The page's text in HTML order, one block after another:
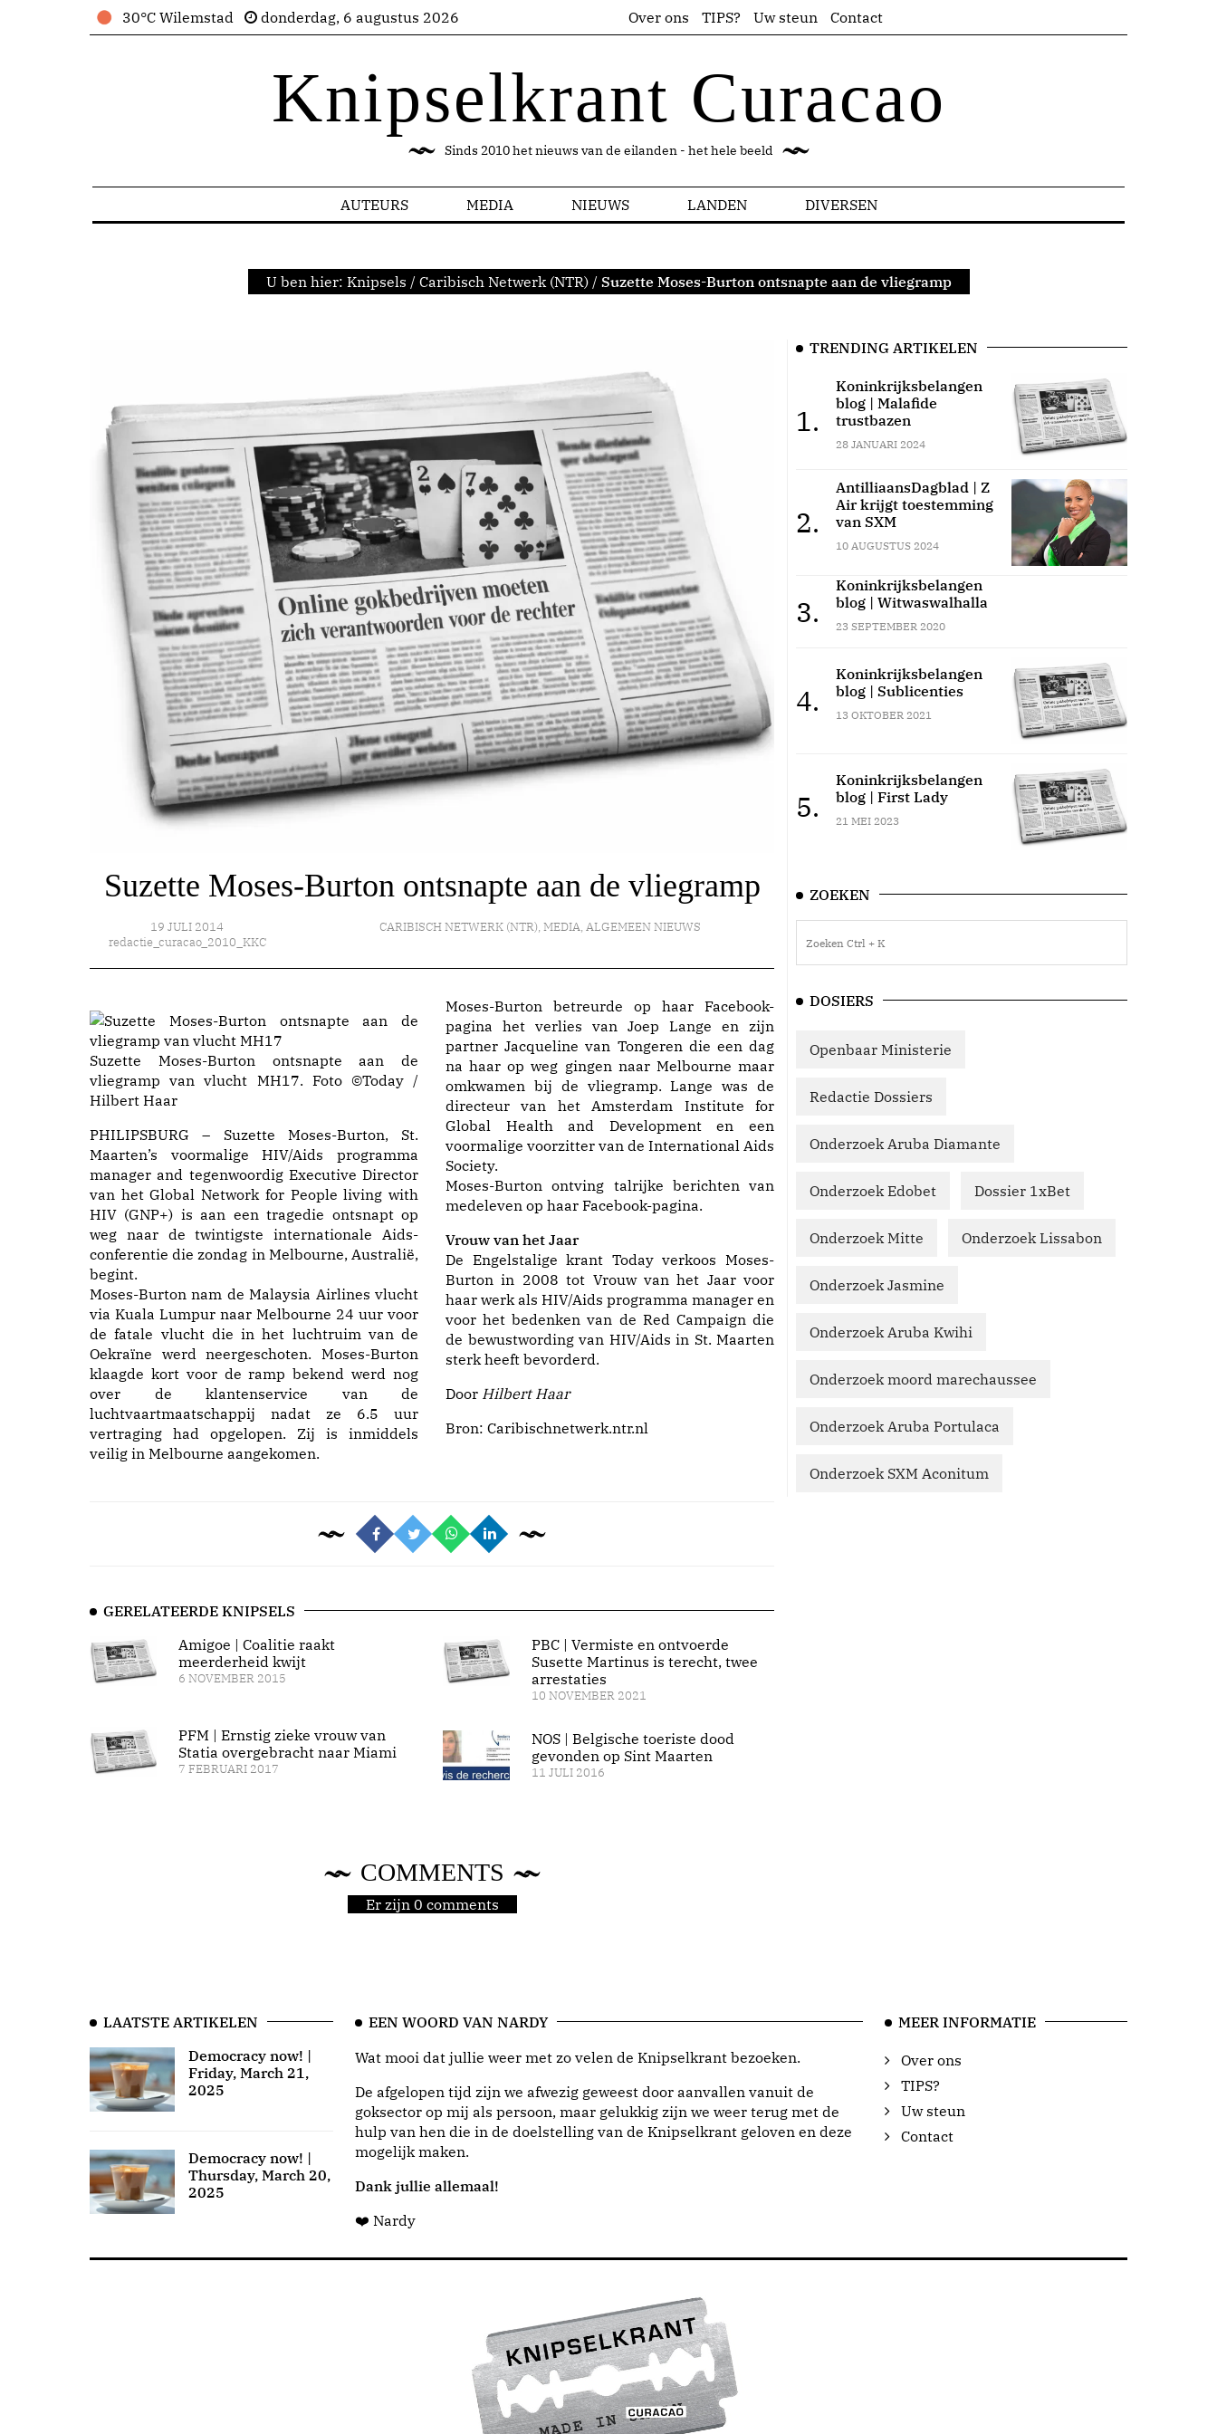
30°C Wilemstad donderdag, 6 augustus 2026 Over ons TIPS? Uw steun Contact
Knipselkrant Curacao
Sinds 2010 het nieuws van de eilanden - het hele beeld
AUTEURS MEDIA NIEUWS LANDEN DIVERSEN
U ben hier: Knipsels / Caribisch Netwerk (NTR) / Suzette Moses-Burton ontsnapte aan de vliegramp
Suzette Moses-Burton ontsnapte aan de vliegramp
19 JULI 2014
redactie_curacao_2010_KKC
CARIBISCH NETWERK (NTR),MEDIA,ALGEMEEN NIEUWS
Suzette Moses-Burton ontsnapte aan de
vliegramp van vlucht MH17. Foto ©Today /
Hilbert Haar
PHILIPSBURG – Suzette Moses-Burton, St.
Maarten’s voormalige HIV/Aids programma
manager and tegenwoordig Executive Director
van het Global Network for People living with
HIV (GNP+) is aan een tragedie ontsnapt op
weg naar de twintigste internationale Aids-
conferentie die zondag in Melbourne, Australië,
begint.
Moses-Burton nam de Malaysia Airlines vlucht
via Kuala Lumpur naar Melbourne 24 uur voor
de fatale vlucht die in het luchtruim van de
Oekraïne werd neergeschoten. Moses-Burton
klaagde kort voor de ramp bekend werd nog
over de klantenservice van de
luchtvaartmaatschappij nadat ze 6.5 uur
vertraging had opgelopen. Zij is inmiddels
veilig in Melbourne aangekomen.
Moses-Burton betreurde op haar Facebook-
pagina het verlies van Joep Lange en zijn
partner Jacqueline van Tongeren die een dag
na haar op weg gingen naar Melbourne maar
omkwamen bij de vliegramp. Lange was de
directeur van het Amsterdam Institute for
Global Health and Development en een
voormalige voorzitter van de International Aids
Society.
Moses-Burton ontving talrijke berichten van
medeleven op haar Facebook-pagina.
Vrouw van het Jaar
De Engelstalige krant Today verkoos Moses-
Burton in 2008 tot Vrouw van het Jaar voor
haar werk als HIV/Aids programma manager en
voor het bedenken van de Red Campaign die
de bewustwording van HIV/Aids in St. Maarten
sterk heeft bevorderd.
Door Hilbert Haar
Bron: Caribischnetwerk.ntr.nl
GERELATEERDE KNIPSELS
Amigoe | Coalitie raakt
meerderheid kwijt
6 NOVEMBER 2015
PFM | Ernstig zieke vrouw van
Statia overgebracht naar Miami
7 FEBRUARI 2017
PBC | Vermiste en ontvoerde
Susette Martinus is terecht, twee
arrestaties
10 NOVEMBER 2021
NOS | Belgische toeriste dood
gevonden op Sint Maarten
11 JULI 2016
COMMENTS
Er zijn 0 comments
TRENDING ARTIKELEN
1.
Koninkrijksbelangen
blog | Malafide
trustbazen
28 JANUARI 2024
2.
AntilliaansDagblad | Z
Air krijgt toestemming
van SXM
10 AUGUSTUS 2024
3.
Koninkrijksbelangen
blog | Witwaswalhalla
23 SEPTEMBER 2020
4.
Koninkrijksbelangen
blog | Sublicenties
13 OKTOBER 2021
5.
Koninkrijksbelangen
blog | First Lady
21 MEI 2023
ZOEKEN
DOSIERS
Openbaar Ministerie
Redactie Dossiers
Onderzoek Aruba Diamante
Onderzoek Edobet Dossier 1xBet
Onderzoek Mitte Onderzoek Lissabon
Onderzoek Jasmine
Onderzoek Aruba Kwihi
Onderzoek moord marechaussee
Onderzoek Aruba Portulaca
Onderzoek SXM Aconitum
LAATSTE ARTIKELEN
Democracy now! |
Friday, March 21,
2025
Democracy now! |
Thursday, March 20,
2025
EEN WOORD VAN NARDY
Wat mooi dat jullie weer met zo velen de Knipselkrant bezoeken.
De afgelopen tijd zijn we afwezig geweest door aanvallen vanuit de
goksector op mij als persoon, maar gelukkig zijn we weer terug met de
hulp van hen die in de doelstelling van de Knipselkrant geloven en deze
mogelijk maken.
Dank jullie allemaal!
❤️ Nardy
MEER INFORMATIE
Over ons
TIPS?
Uw steun
Contact